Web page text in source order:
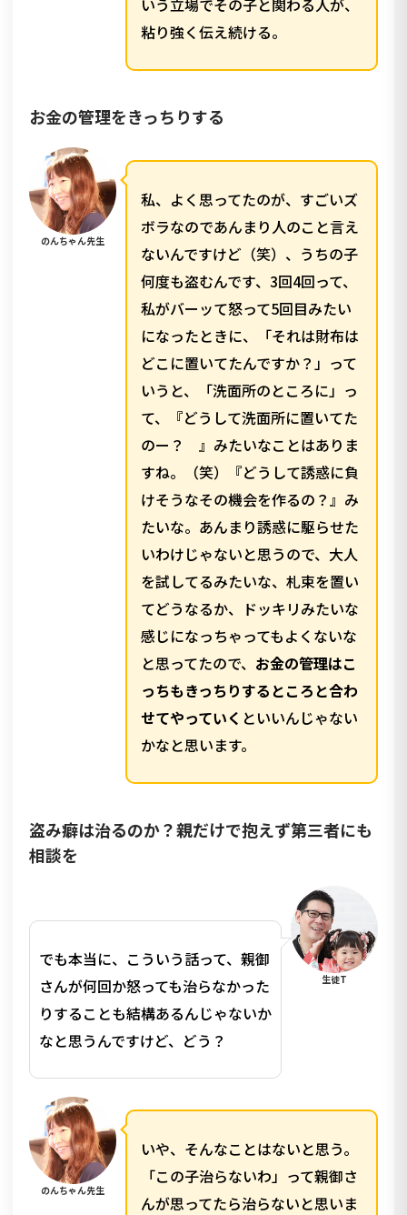
いう立場でその子と関わる人が、
粘り強く伝え続ける。
お金の管理をきっちりする
のんちゃん先生
私、よく思ってたのが、すごいズ
ボラなのであんまり人のこと言え
ないんですけど（笑）、うちの子
何度も盗むんです、3回4回って、
私がバーッて怒って5回目みたい
になったときに、「それは財布は
どこに置いてたんですか？」って
いうと、「洗面所のところに」っ
て、『どうして洗面所に置いてた
のー？ 』みたいなことはありま
すね。（笑）『どうして誘惑に負
けそうなその機会を作るの？』み
たいな。あんまり誘惑に駆らせた
いわけじゃないと思うので、大人
を試してるみたいな、札束を置い
てどうなるか、ドッキリみたいな
感じになっちゃってもよくないな
と思ってたので、 お金の管理はこ
っちもきっちりするところと合わ
せてやっていく といいんじゃない
かなと思います。
盗み癖は治るのか？親だけで抱えず第三者にも
相談を
でも本当に、こういう話って、親御
さんが何回か怒っても治らなかった
りすることも結構あるんじゃないか
なと思うんですけど、どう？
生徒T
のんちゃん先生
いや、そんなことはないと思う。
「この子治らないわ」って親御さ
んが思ってたら治らないと思いま